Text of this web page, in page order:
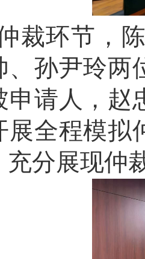
裁环节，
、孙尹玲两
申请人，赵
展全程模拟
充分展现仲